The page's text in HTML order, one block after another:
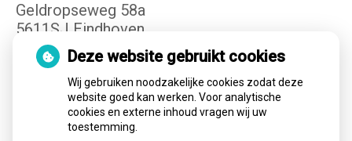
Geldropseweg 58a
5611SJ Eindhoven
Tel:040-3400149
E-mail: info@cvteindhoven.nl
Openingstijden
Deze website gebruikt cookies
Wij gebruiken noodzakelijke cookies zodat deze
website goed kan werken. Voor analytische
cookies en externe inhoud vragen wij uw
toestemming.